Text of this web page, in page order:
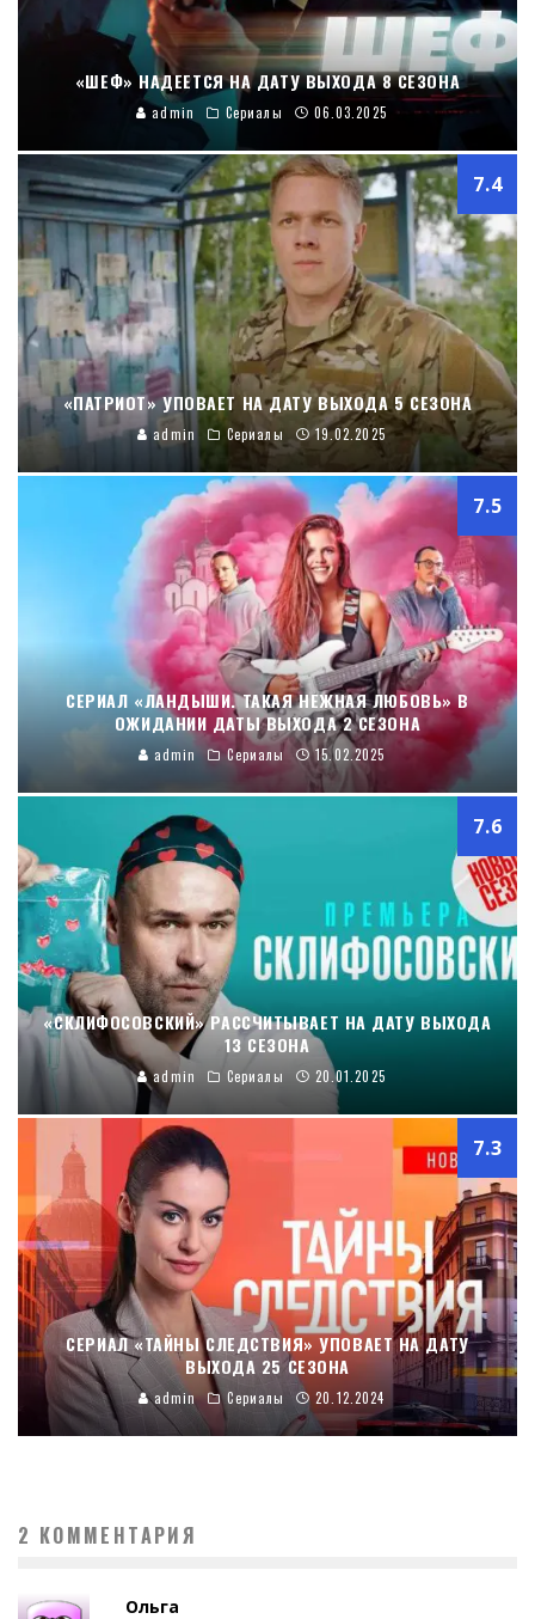
«ШЕФ» НАДЕЕТСЯ НА ДАТУ ВЫХОДА 8 СЕЗОНА
admin Сериалы 06.03.2025
7.4
«ПАТРИОТ» УПОВАЕТ НА ДАТУ ВЫХОДА 5 СЕЗОНА
admin Сериалы 19.02.2025
7.5
СЕРИАЛ «ЛАНДЫШИ. ТАКАЯ НЕЖНАЯ ЛЮБОВЬ» В
ОЖИДАНИИ ДАТЫ ВЫХОДА 2 СЕЗОНА
admin Сериалы 15.02.2025
7.6
«СКЛИФОСОВСКИЙ» РАССЧИТЫВАЕТ НА ДАТУ ВЫХОДА
13 СЕЗОНА
admin Сериалы 20.01.2025
7.3
СЕРИАЛ «ТАЙНЫ СЛЕДСТВИЯ» УПОВАЕТ НА ДАТУ
ВЫХОДА 25 СЕЗОНА
admin Сериалы 20.12.2024
2 КОММЕНТАРИЯ
Ольга